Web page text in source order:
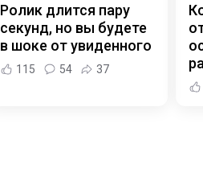
Ролик длится пару
секунд, но вы будете
в шоке от увиденного
115 54 37